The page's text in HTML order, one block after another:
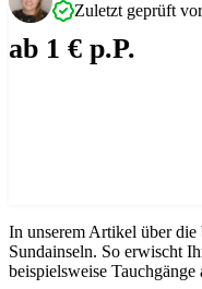
Zuletzt geprüft
ab 1 € p.P.
In unserem Artikel über die
Sundainseln. So erwischt
beispielsweise